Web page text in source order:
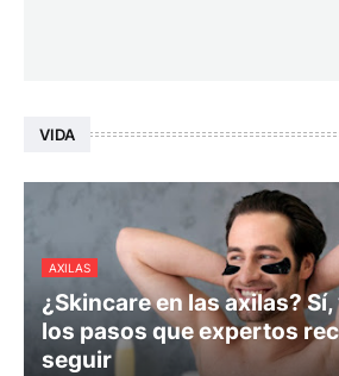
VIDA
AXILAS
¿Skincare en las axilas?
los pasos que expertos
seguir